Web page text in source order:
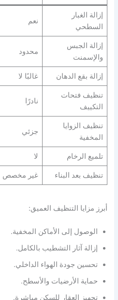
إزالة الغبار
السطحي
نعم
إزالة الجبس
والإسمنت
محدود
إزالة بقع الدهان غالبًا لا
تنظيف فتحات
التكييف
نادرًا
تنظيف الزوايا
المخفية
جزئي
تلميع الرخام لا
تنظيف بعد البناء غير مخصص
أبرز مزايا التنظيف العميق:
الوصول إلى الأماكن المخفية.
إزالة آثار التشطيب بالكامل.
تحسين جودة الهواء الداخلي.
حماية الأرضيات والأسطح.
تجهيز العقار للسكن مباشرة.